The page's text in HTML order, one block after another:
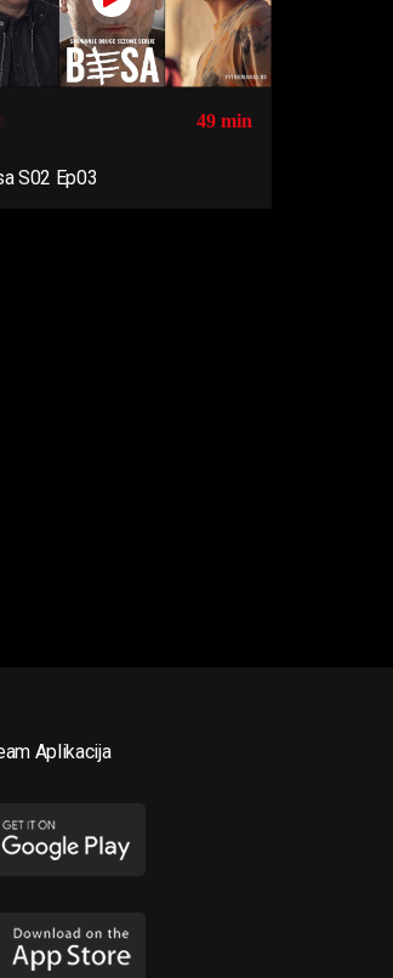
49 min
S02 Ep03
Aplikacija